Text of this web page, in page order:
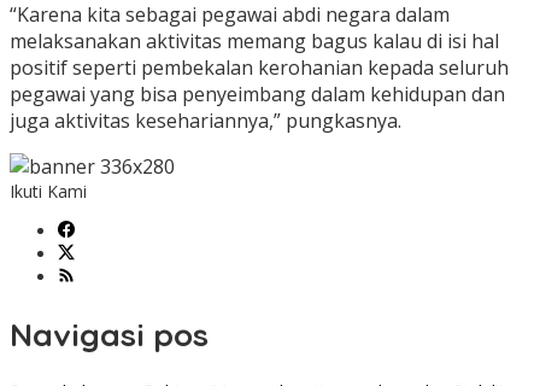
“Karena kita sebagai pegawai abdi negara dalam
melaksanakan aktivitas memang bagus kalau di isi hal
positif seperti pembekalan kerohanian kepada seluruh
pegawai yang bisa penyeimbang dalam kehidupan dan
juga aktivitas kesehariannya,” pungkasnya.
Ikuti Kami
Navigasi pos